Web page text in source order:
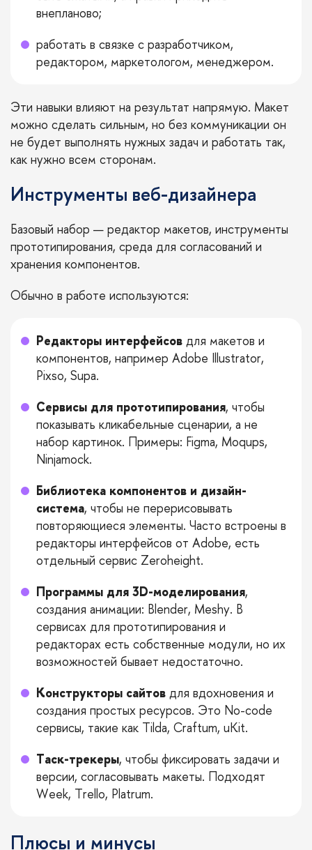
внепланово;
работать в связке с разработчиком,
редактором, маркетологом, менеджером.
Эти навыки влияют на результат напрямую. Макет
можно сделать сильным, но без коммуникации он
не будет выполнять нужных задач и работать так,
как нужно всем сторонам.
Инструменты веб-дизайнера
Базовый набор — редактор макетов, инструменты
прототипирования, среда для согласований и
хранения компонентов.
Обычно в работе используются:
Редакторы интерфейсов для макетов и
компонентов, например Adobe Illustrator,
Pixso, Supa.
Сервисы для прототипирования, чтобы
показывать кликабельные сценарии, а не
набор картинок. Примеры: Figma, Moqups,
Ninjamock.
Библиотека компонентов и дизайн-
система, чтобы не перерисовывать
повторяющиеся элементы. Часто встроены в
редакторы интерфейсов от Adobe, есть
отдельный сервис Zeroheight.
Программы для 3D-моделирования,
создания анимации: Blender, Meshy. В
сервисах для прототипирования и
редакторах есть собственные модули, но их
возможностей бывает недостаточно.
Конструкторы сайтов для вдохновения и
создания простых ресурсов. Это No-code
сервисы, такие как Tilda, Craftum, uKit.
Таск-трекеры, чтобы фиксировать задачи и
версии, согласовывать макеты. Подходят
Week, Trello, Platrum.
Плюсы и минусы